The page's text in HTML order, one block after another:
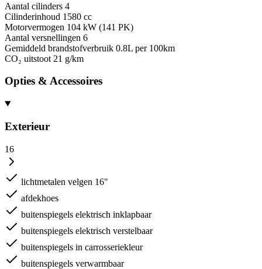
Aantal cilinders 4
Cilinderinhoud 1580 cc
Motorvermogen 104 kW (141 PK)
Aantal versnellingen 6
Gemiddeld brandstofverbruik 0.8L per 100km
CO₂ uitstoot 21 g/km
Opties & Accessoires
Exterieur
16
lichtmetalen velgen 16"
afdekhoes
buitenspiegels elektrisch inklapbaar
buitenspiegels elektrisch verstelbaar
buitenspiegels in carrosseriekleur
buitenspiegels verwarmbaar